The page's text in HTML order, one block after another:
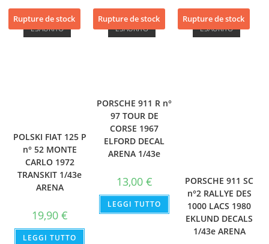
Rupture de stock
ESAURITO
POLSKI FIAT 125 P
n° 52 MONTE
CARLO 1972
TRANSKIT 1/43e
ARENA
19,90 €
LEGGI TUTTO
Rupture de stock
ESAURITO
PORSCHE 911 R n°
97 TOUR DE
CORSE 1967
ELFORD DECAL
ARENA 1/43e
13,00 €
LEGGI TUTTO
Rupture de stock
ESAURITO
PORSCHE 911 SC
n°2 RALLYE DES
1000 LACS 1980
EKLUND DECALS
1/43e ARENA